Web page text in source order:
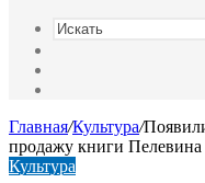
Главная/Культура/
продажу книги Пелевина
Культура